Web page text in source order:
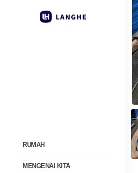
RUMAH
MENGENAI KITA